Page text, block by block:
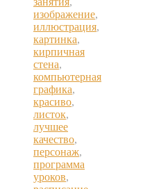
изображение,
иллюстрация,
картинка,
кирпичная
стена,
компьютерная
графика,
красиво,
листок,
лучшее
качество,
персонаж,
программа
уроков,